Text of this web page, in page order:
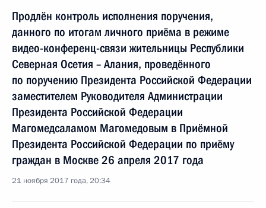
Продлён контроль исполнения поручения,
данного по итогам личного приёма в режиме
видео-конференц-связи жительницы Республики
Северная Осетия – Алания, проведённого
по поручению Президента Российской Федерации
заместителем Руководителя Администрации
Президента Российской Федерации
Магомедсаламом Магомедовым в Приёмной
Президента Российской Федерации по приёму
граждан в Москве 26 апреля 2017 года
21 ноября 2017 года, 20:34